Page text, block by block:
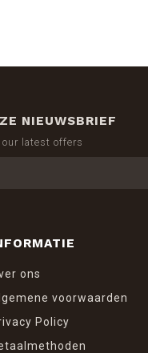
NIEUWSBRIEF
latest offers
ons
voorwaarden
Policy